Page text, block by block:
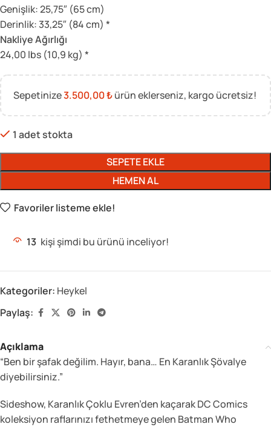
Genişlik: 25,75″ (65 cm)
Derinlik: 33,25″ (84 cm) *
Nakliye Ağırlığı
24,00 lbs (10,9 kg) *
Sepetinize3.500,00₺ürün eklerseniz, kargo ücretsiz!
1 adet stokta
SEPETE EKLE
HEMEN AL
Favoriler listeme ekle!
13 kişi şimdi bu ürünü inceliyor!
Kategoriler: Heykel
Paylaş:
Açıklama
“Ben bir şafak değilim. Hayır, bana… En Karanlık Şövalye
diyebilirsiniz.”
Sideshow, Karanlık Çoklu Evren’den kaçarak DC Comics
koleksiyon raflarınızı fethetmeye gelen Batman Who